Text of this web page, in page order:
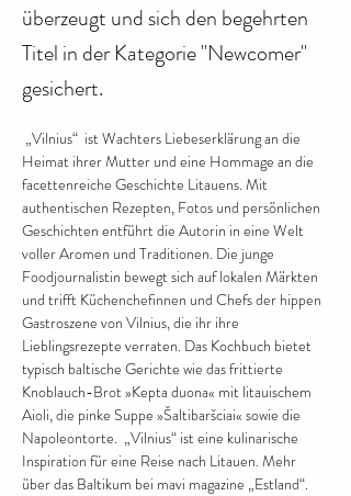
überzeugt und sich den begehrten
Titel in der Kategorie "Newcomer"
gesichert.
Heimat ihrer Mutter und eine Hommage an die
facettenreiche Geschichte Litauens. Mit
authentischen Rezepten, Fotos und persönlichen
Geschichten entführt die Autorin in eine Welt
voller Aromen und Traditionen. Die junge
Foodjournalistin bewegt sich auf lokalen Märkten
und trifft Küchenchefinnen und Chefs der hippen
Gastroszene von Vilnius, die ihr ihre
Lieblingsrezepte verraten. Das Kochbuch bietet
typisch baltische Gerichte wie das frittierte
Knoblauch-Brot »Kepta duona« mit litauischem
Aioli, die pinke Suppe »Šaltibaršciai« sowie die
Napoleontorte.  „Vilnius“ ist eine kulinarische
Inspiration für eine Reise nach Litauen. Mehr
über das Baltikum bei mavi magazine „Estland“.